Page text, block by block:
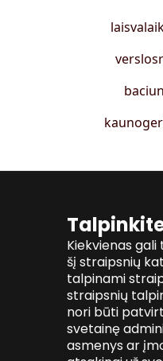
Kiekvienas
šį straipsnių
talpinami
straipsnių
nori būti
svetainę
asmenys ar